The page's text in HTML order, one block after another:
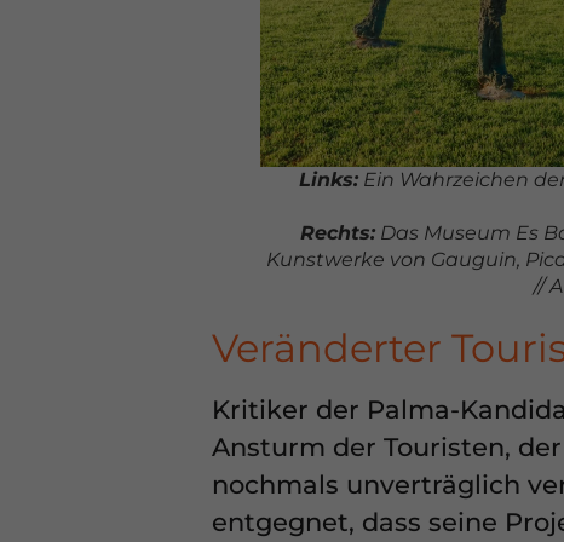
Links: Ein Wahrzeichen
Rechts: Das Museum Es
Kunstwerke von Gauguin,
//
Veränderter
Kritiker der Palma-
Ansturm der Touristen,
nochmals unverträglich
entgegnet, dass seine